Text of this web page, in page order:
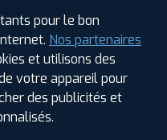
ÉTIQUETAGE
pour le bon
Nos partenaires
et utilisons des
votre appareil pour
des publicités et